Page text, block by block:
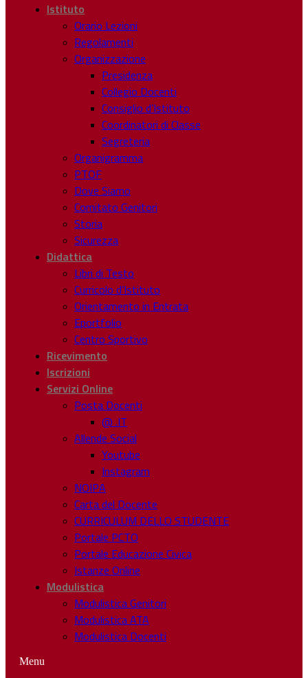
Istituto
Orario Lezioni
Regolamenti
Organizzazione
Presidenza
Collegio Docenti
Consiglio d’Istituto
Coordinatori di Classe
Segreteria
Organigramma
PTOF
Dove Siamo
Comitato Genitori
Storia
Sicurezza
Didattica
Libri di Testo
Curricolo d’Istituto
Orientamento in Entrata
Eportfolio
Centro Sportivo
Ricevimento
Iscrizioni
Servizi Online
Posta Docenti
@ .IT
Allende Social
Youtube
Instagram
NOIPA
Carta del Docente
CURRICULUM DELLO STUDENTE
Portale PCTO
Portale Educazione Civica
Istanze Online
Modulistica
Modulistica Genitori
Modulistica ATA
Modulistica Docenti
Menu